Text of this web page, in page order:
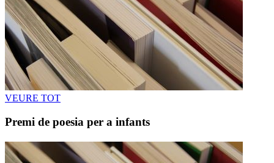
VEURE TOT
Premi de poesia per a infants